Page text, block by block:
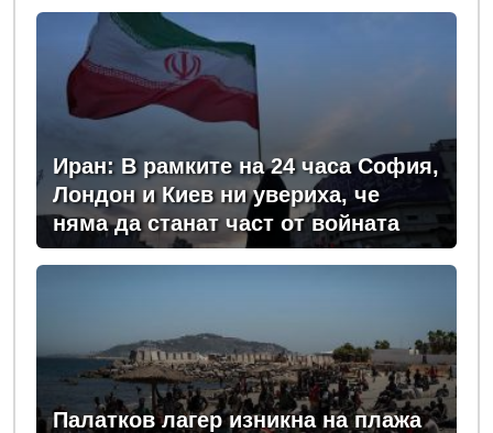
Иран: В рамките на 24 часа София,
Лондон и Киев ни увериха, че
няма да станат част от войната
Палатков лагер изникна на плажа